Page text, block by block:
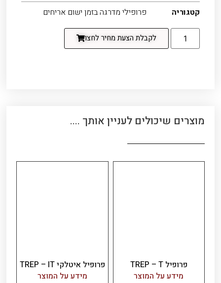
קטגוריה
פרופילי מדרגה בזמן ישום אריחים
לקבלת הצעת מחיר לחצו
מוצרים שיכולים לעניין אותך ....
פרופיל TREP – T
מידע על המוצר
פרופיל איטלקי TREP – IT
מידע על המוצר